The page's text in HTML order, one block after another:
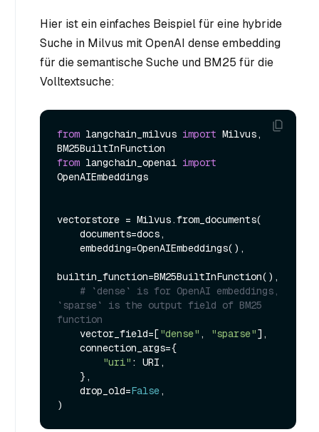
Hier ist ein einfaches Beispiel für eine hybride
Suche in Milvus mit OpenAI dense embedding
für die semantische Suche und BM25 für die
Volltextsuche:
from langchain_milvus import Milvus,
from langchain_openai import
OpenAIEmbeddings
vectorstore = Milvus.from_documents(
builtin_function=BM25BuiltInFunction(),
# `dense` is for OpenAI embeddings,
`sparse` is the output field of BM25
function
    vector_field=[
"dense" , "sparse"],
"uri" : URI,
    drop_old=
False,